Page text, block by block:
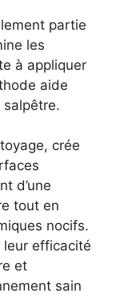
partie
les
à appliquer
aide
salpêtre.
crée
d’une
tout en
nocifs.
leur efficacité
et
sain